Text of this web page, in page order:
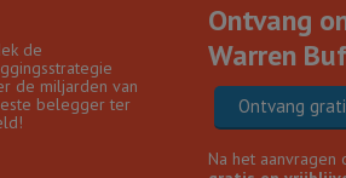
de
de miljarden van
belegger ter
Ontvang
Warren
Ontvang
Na het